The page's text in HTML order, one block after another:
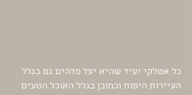
כל אטלקי יעיד שהיא יעד מדהים גם בגלל
העיירות היפות וכמובן בגלל האוכל הטעים